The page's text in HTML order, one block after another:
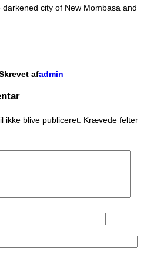
city of New Mombasa and
afadmin
ikke blive publiceret. Krævede felter